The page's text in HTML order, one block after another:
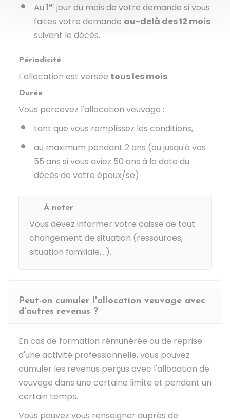
Au 1er jour du mois de votre demande si vous
faites votre demande au-delà des 12 mois
suivant le décès.
Périodicité
L'allocation est versée tous les mois.
Durée
Vous percevez l'allocation veuvage :
tant que vous remplissez les conditions,
au maximum pendant 2 ans (ou jusqu'à vos
55 ans si vous aviez 50 ans à la date du
décès de votre époux/se).
À noter
Vous devez informer votre caisse de tout
changement de situation (ressources,
situation familiale,...).
Peut-on cumuler l'allocation veuvage avec
d'autres revenus ?
En cas de formation rémunérée ou de reprise
d'une activité professionnelle, vous pouvez
cumuler les revenus perçus avec l'allocation de
veuvage dans une certaine limite et pendant un
certain temps.
Vous pouvez vous renseigner auprès de